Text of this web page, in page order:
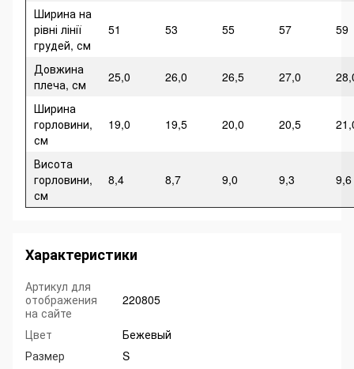
Ширина на
рівні лінії
грудей, см
51 53 55 57 59
Довжина
плеча, см
25,0 26,0 26,5 27,0
Ширина
горловини,
см
19,0 19,5 20,0 20,5
Висота
горловини,
см
8,4 8,7 9,0 9,3 9,6
Характеристики
Артикул для
отображения
на сайте
220805
Цвет
Бежевый
Размер
S